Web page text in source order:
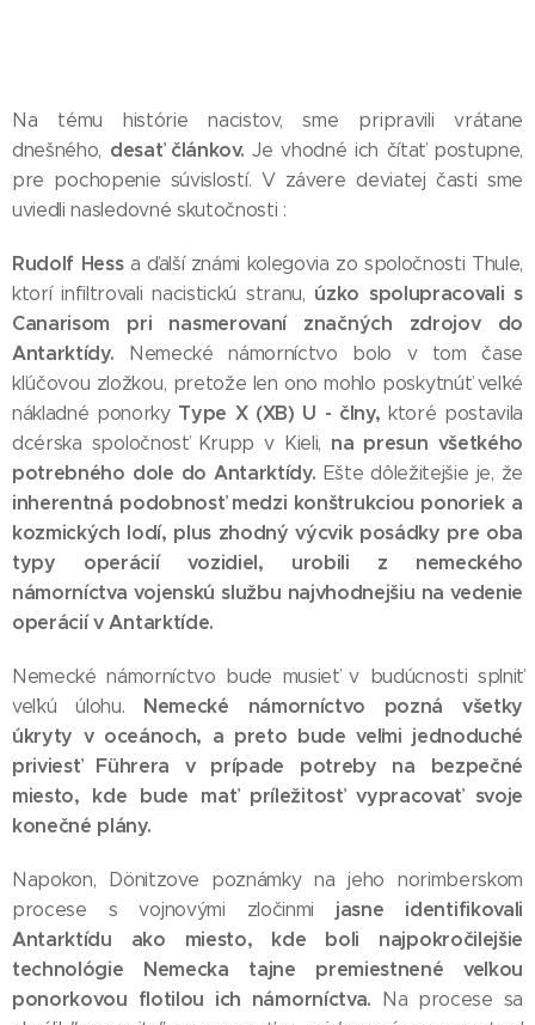
Na tému histórie nacistov, sme pripravili vrátane
dnešného, desať článkov.Je vhodné ich čítať postupne,
pre pochopenie súvislostí. V závere deviatej časti sme
uviedli nasledovné skutočnosti :
Rudolf Hess a ďalší známi kolegovia zo spoločnosti Thule,
ktorí infiltrovali nacistickú stranu, úzko spolupracovali s
Canarisom pri nasmerovaní značných zdrojov do
Antarktídy. Nemecké námorníctvo bolo v tom čase
kľúčovou zložkou, pretože len ono mohlo poskytnúť veľké
nákladné ponorky Type X (XB) U - člny, ktoré postavila
dcérska spoločnosť Krupp v Kieli, na presun všetkého
potrebného dole do Antarktídy. Ešte dôležitejšie je, že
inherentná podobnosť medzi konštrukciou ponoriek a
kozmických lodí, plus zhodný výcvik posádky pre oba
typy operácií vozidiel, urobili z nemeckého
námorníctva vojenskú službu najvhodnejšiu na vedenie
operácií v Antarktíde.
Nemecké námorníctvo bude musieť v budúcnosti splniť
veľkú úlohu. Nemecké námorníctvo pozná všetky
úkryty v oceánoch, a preto bude veľmi jednoduché
priviesť Führera v prípade potreby na bezpečné
miesto, kde bude mať príležitosť vypracovať svoje
konečné plány.
Napokon, Dönitzove poznámky na jeho norimberskom
procese s vojnovými zločinmi jasne identifikovali
Antarktídu ako miesto, kde boli najpokročilejšie
technológie Nemecka tajne premiestnené veľkou
ponorkovou flotilou ich námorníctva. Na procese sa